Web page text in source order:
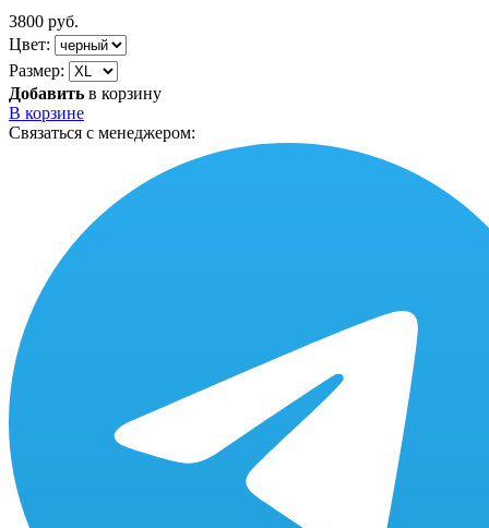
3800 руб.
Цвет:
Размер:
Добавить в корзину
В корзине
Связаться с менеджером: